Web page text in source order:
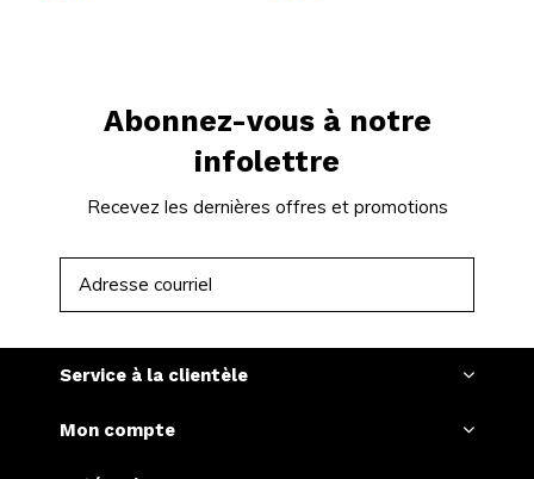
Abonnez-vous à notre
infolettre
Recevez les dernières offres et promotions
Service à la clientèle
Mon compte